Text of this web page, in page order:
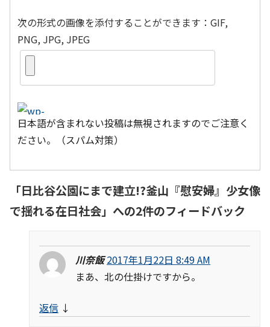
次の形式の画像を添付することができます：GIF,
PNG, JPG, JPEG
日本語が含まれない投稿は無視されますのでご注意く
ださい。（スパム対策）
「日比谷公園にまで建立!?釜山『慰安婦』少女像
で揺れる在日社会」への2件のフィードバック
川奈飯 2017年1月22日 8:49 AM
まあ、北の仕掛けですから。
返信 ↓